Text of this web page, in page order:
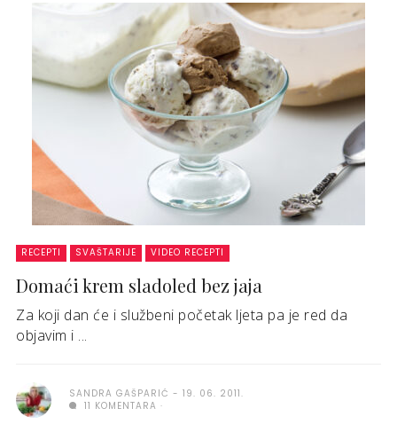
RECEPTI SVAŠTARIJE VIDEO RECEPTI
Domaći krem sladoled bez jaja
Za koji dan će i službeni početak ljeta pa je red da
objavim i ...
SANDRA GAŠPARIĆ
19. 06. 2011.
11 KOMENTARA